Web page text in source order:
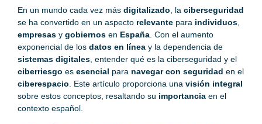
En un mundo cada vez más digitalizado , la ciberseguridad
se ha convertido en un aspecto relevante para individuos
empresas y gobiernos en España . Con el aumento
exponencial de los datos en línea y la dependencia de
sistemas digitales , entender qué es la ciberseguridad y el
ciberriesgo es esencial para navegar con seguridad en el
ciberespacio . Este artículo proporciona una visión integral
sobre estos conceptos, resaltando su importancia en el
contexto español.